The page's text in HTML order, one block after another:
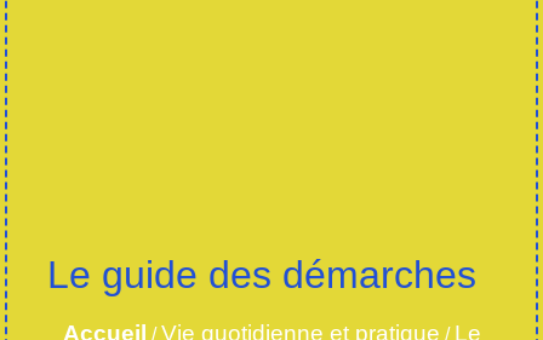
Le guide des démarches
Accueil /Vie quotidienne et pratique / Le